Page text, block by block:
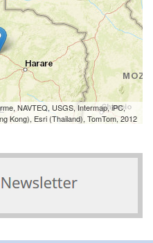
NAVTEQ, USGS, Intermap, iPC,
Kong), Esri (Thailand), TomTom, 2012